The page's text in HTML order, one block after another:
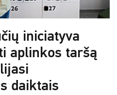
iniciatyva
aplinkos taršą
daiktais